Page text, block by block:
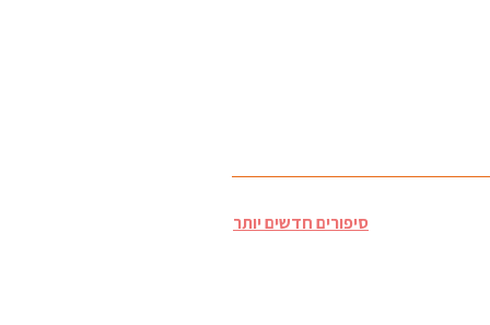
סיפורים חדשים יותר